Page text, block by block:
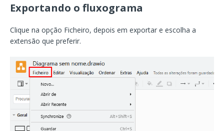
Exportando o fluxograma
Clique na opção Ficheiro, depois em exportar e escolha a
extensão que preferir.